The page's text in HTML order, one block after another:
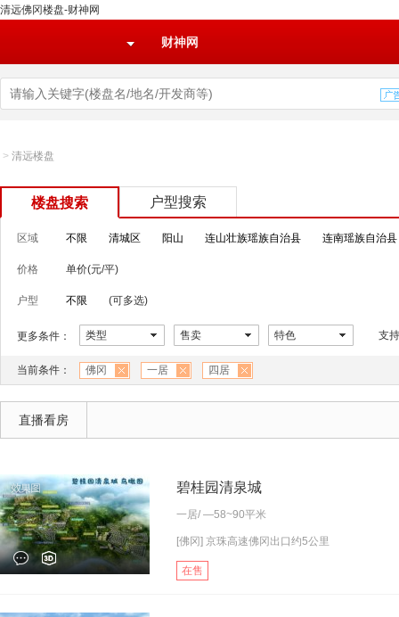
清远佛冈楼盘-财神网
财神网
> 清远楼盘
楼盘搜索 户型搜索
区域 不限 清城区 阳山 连山壮族瑶族自治县 连南瑶族自治县
价格 单价(元/平)
户型 不限 (可多选)
更多条件： 类型 售卖 特色 支
当前条件： 佛冈 一居 四居
直播看房
碧桂园清泉城
一居/ —58~90平米
[佛冈] 京珠高速佛冈出口约5公里
在售